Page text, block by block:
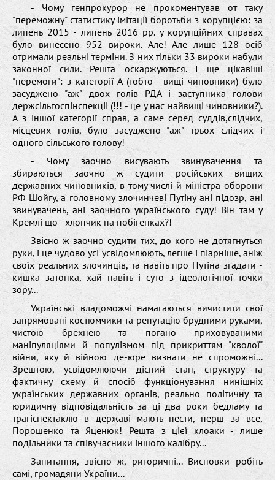
- Чому генпрокурор не прокоментував от таку
"переможну" статистику імітації боротьби з корупцією: за
липень 2015 - липень 2016 рр. у корупційних справах
було винесено 952 вироки. Але! Але лише 128 осіб
отримали реальні терміни. З них тільки 33 вироки набули
законної сили. Решта оскаржуються. І ще цікавіші
"перемоги": з категорії А (тобто - вищі чиновники) було
засуджено "аж" двох голів РДА і заступника голови
держсільгоспінспекціі (!!! - це у нас найвищі чиновники?).
А з іншої категорії справ, а саме серед суддів,слідчих,
місцевих голів, було засуджено "аж" трьох слідчих і
одного сільського голову!
- Чому заочно висувають звинувачення та
збираються заочно ж судити російських вищих
державних чиновників, в тому числі й міністра оборони
РФ Шойгу, а головному злочинчеві Путіну ані підозр, ані
звинувачень, ані заочного українського суду! Він там у
Кремлі що - хлопчик на побігенках?!
Звісно ж заочно судити тих, до кого не дотягнуться
руки, і це чудово усі усвідомлюють, легше і піарніше, аніж
своїх реальних злочинців, та навіть про Путіна згадати -
кишка затонка, хай навіть і суто з ідеологічної точки
зору...
Українські владоможчі намагаються вичистити свої
запрямовані костюмчики та репутацію брудними руками,
чистою брехнею та погано приховуваними
маніпуляціями й популізмом під прикриттям "кволої"
війни, яку й війною де-юре визнати не спроможні...
Зрештою, усвідомлюючи дісний стан, структуру та
фактичну схему й спосіб функціонування нинішніх
українських державних органів, реально політичну та
юридичну відповідальність за ці два роки бедламу та
трагіспектаклю в державі мають нести, перш за все,
Порошенко та Яценюк! Решта з цієї клоаки - лише
подільники та співучасники іншого калібру...
Запитання, звісно ж, риторичні... Висновки робіть
самі, громадяни України...